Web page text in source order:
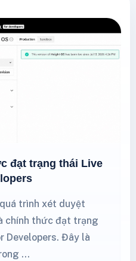
đạt trạng thái Live
trình xét duyệt
chính thức đạt trạng
Developers. Đây là
…